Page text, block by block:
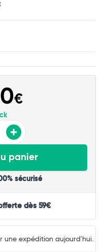
€
panier
sécurisé
dès 59€
une expédition aujourd'hui.